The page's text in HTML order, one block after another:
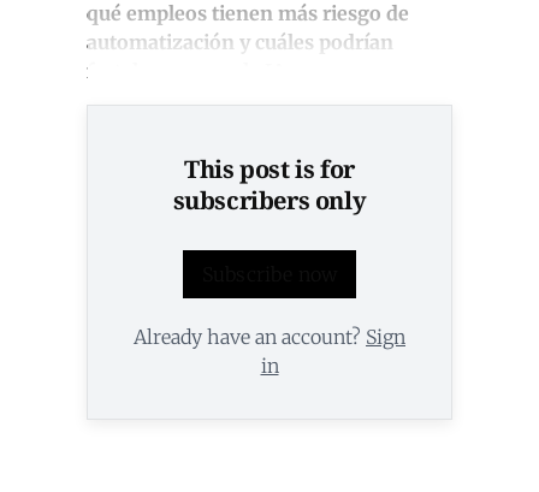
qué empleos tienen más riesgo de
automatización y cuáles podrían
fortalecerse con la IA
This post is for
subscribers only
Already have an account? Sign
in